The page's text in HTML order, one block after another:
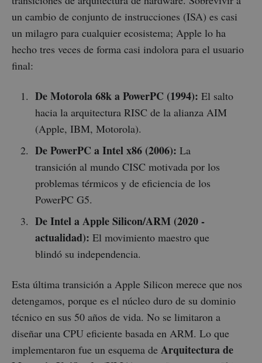
un cambio de conjunto de instrucciones (ISA) es casi
un milagro para cualquier ecosistema; Apple lo ha
hecho tres veces de forma casi indolora para el usuario
final:
De Motorola 68k a PowerPC (1994): El salto
hacia la arquitectura RISC de la alianza AIM
(Apple, IBM, Motorola).
De PowerPC a Intel x86 (2006): La
transición al mundo CISC motivada por los
problemas térmicos y de eficiencia de los
PowerPC G5.
De Intel a Apple Silicon/ARM (2020 -
actualidad): El movimiento maestro que
blindó su independencia.
Esta última transición a Apple Silicon merece que nos
detengamos, porque es el núcleo duro de su dominio
técnico en sus 50 años de vida. No se limitaron a
diseñar una CPU eficiente basada en ARM. Lo que
implementaron fue un esquema de Arquitectura de